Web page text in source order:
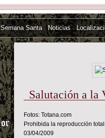
Semana Santa Noticias
Salutación a la
Fotos: Totana.com
Prohibida la reproducción
03/04/2009